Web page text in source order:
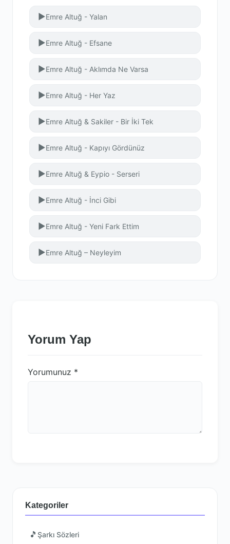
▶Emre Altuğ - Yalan
▶Emre Altuğ - Efsane
▶Emre Altuğ - Aklımda Ne Varsa
▶Emre Altuğ - Her Yaz
▶Emre Altuğ & Sakiler - Bir İki Tek
▶Emre Altuğ - Kapıyı Gördünüz
▶Emre Altuğ & Eypio - Serseri
▶Emre Altuğ - İnci Gibi
▶Emre Altuğ - Yeni Fark Ettim
▶Emre Altuğ – Neyleyim
Yorum Yap
Yorumunuz *
Kategoriler
🎵 Şarkı Sözleri